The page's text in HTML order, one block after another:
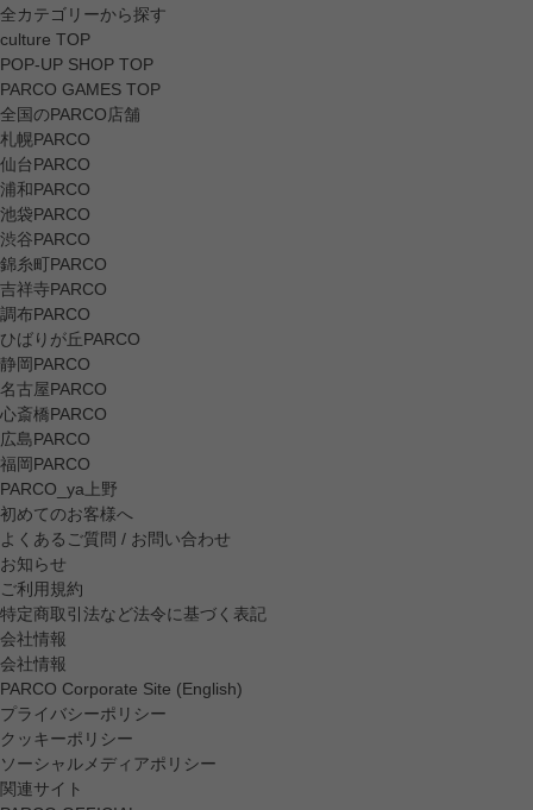
全カテゴリーから探す
culture TOP
POP-UP SHOP TOP
PARCO GAMES TOP
全国のPARCO店舗
札幌PARCO
仙台PARCO
浦和PARCO
池袋PARCO
渋谷PARCO
錦糸町PARCO
吉祥寺PARCO
調布PARCO
ひばりが丘PARCO
静岡PARCO
名古屋PARCO
心斎橋PARCO
広島PARCO
福岡PARCO
PARCO_ya上野
初めてのお客様へ
よくあるご質問 / お問い合わせ
お知らせ
ご利用規約
特定商取引法など法令に基づく表記
会社情報
会社情報
PARCO Corporate Site (English)
プライバシーポリシー
クッキーポリシー
ソーシャルメディアポリシー
関連サイト